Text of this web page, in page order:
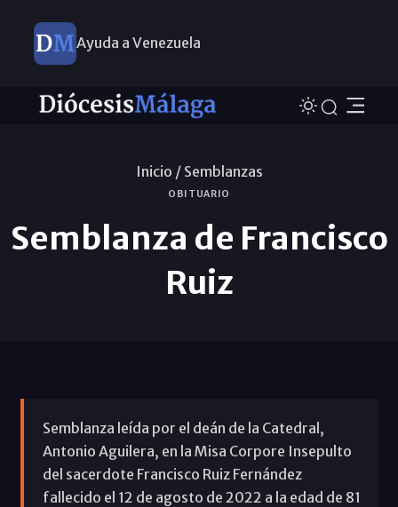
Ayuda a Venezuela
Inicio / Semblanzas
OBITUARIO
Semblanza de Francisco
Ruiz
Semblanza leída por el deán de la Catedral,
Antonio Aguilera, en la Misa Corpore Insepulto
del sacerdote Francisco Ruiz Fernández
fallecido el 12 de agosto de 2022 a la edad de 81